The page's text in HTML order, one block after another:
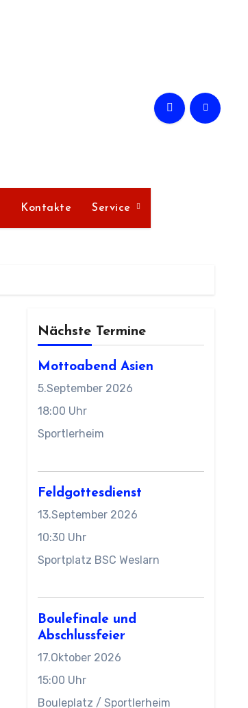
Kontakte Service
Nächste Termine
Mottoabend Asien
5.September 2026
18:00 Uhr
Sportlerheim
Feldgottesdienst
13.September 2026
10:30 Uhr
Sportplatz BSC Weslarn
Boulefinale und
Abschlussfeier
17.Oktober 2026
15:00 Uhr
Bouleplatz / Sportlerheim